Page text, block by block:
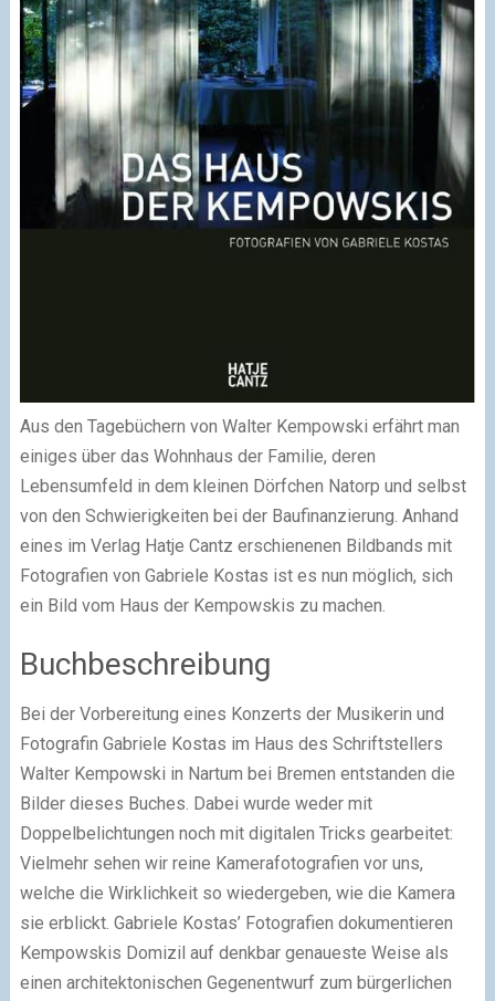
Aus den Tagebüchern von Walter Kempowski erfährt man
einiges über das Wohnhaus der Familie, deren
Lebensumfeld in dem kleinen Dörfchen Natorp und selbst
von den Schwierigkeiten bei der Baufinanzierung. Anhand
eines im Verlag Hatje Cantz erschienenen Bildbands mit
Fotografien von Gabriele Kostas ist es nun möglich, sich
ein Bild vom Haus der Kempowskis zu machen.
Buchbeschreibung
Bei der Vorbereitung eines Konzerts der Musikerin und
Fotografin Gabriele Kostas im Haus des Schriftstellers
Walter Kempowski in Nartum bei Bremen entstanden die
Bilder dieses Buches. Dabei wurde weder mit
Doppelbelichtungen noch mit digitalen Tricks gearbeitet:
Vielmehr sehen wir reine Kamera­fotografien vor uns,
welche die Wirklichkeit so wieder­geben, wie die Kamera
sie erblickt. Gabriele Kostas’ Fotografien dokumentieren
Kempowskis Domizil auf denkbar genaueste Weise als
einen architektonischen Gegenentwurf zum bürgerlichen